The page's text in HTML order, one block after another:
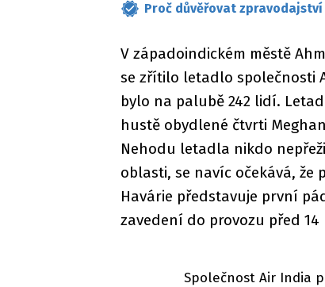
Proč důvěřovat zpravodajství
V západoindickém městě
se zřítilo letadlo společnosti
bylo na palubě 242 lidí.
hustě obydlené čtvrti
Nehodu letadla nikdo
oblasti, se navíc očekává, že
Havárie představuje první
zavedení do provozu před 14
Společnost Air India